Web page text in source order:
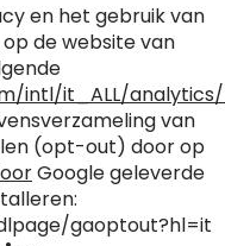
en het gebruik van
de website van
intl/it_ALL/
van
(opt-out) door op
Google geleverde
gaoptout?hl=it